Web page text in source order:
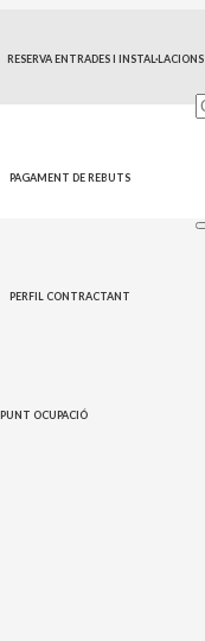
RESERVA ENTRADES I INSTAL·LACIONS
PAGAMENT DE REBUTS
PERFIL CONTRACTANT
PUNT OCUPACIÓ